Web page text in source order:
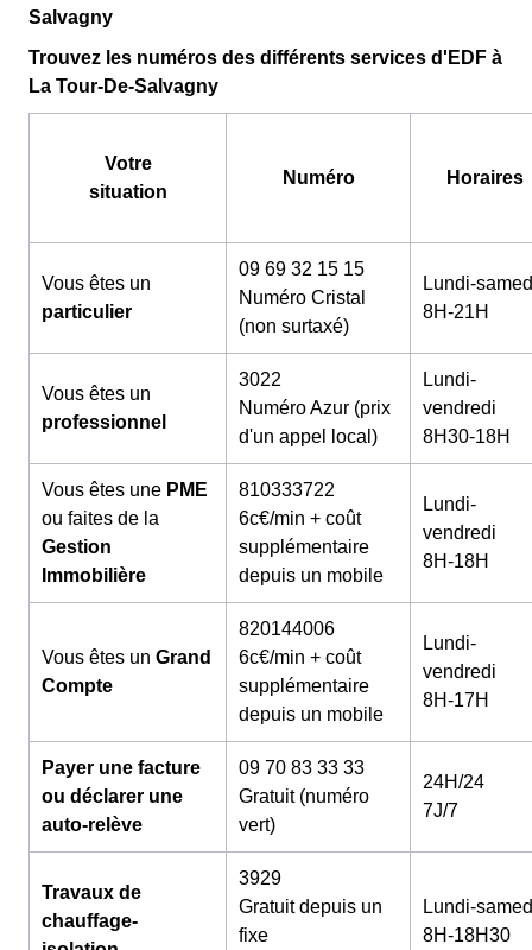
Salvagny
Trouvez les numéros des différents services d'EDF à
La Tour-De-Salvagny
Votre
situation
Numéro Horaires
Vous êtes un
particulier
09 69 32 15 15
Numéro Cristal
(non surtaxé)
Lundi-
8H-21H
Vous êtes un
professionnel
3022
Numéro Azur (prix
d'un appel local)
Lundi-
vendredi
8H30-18H
Vous êtes une PME
ou faites de la
Gestion
Immobilière
810333722
6c€/min + coût
supplémentaire
depuis un mobile
Lundi-
vendredi
8H-18H
Vous êtes un Grand
Compte
820144006
6c€/min + coût
supplémentaire
depuis un mobile
Lundi-
vendredi
8H-17H
Payer une facture
ou déclarer une
auto-relève
09 70 83 33 33
Gratuit (numéro
vert)
24H/24
7J/7
Travaux de
chauffage-
3929
Gratuit depuis un
fixe
Lundi-
8H-18H30